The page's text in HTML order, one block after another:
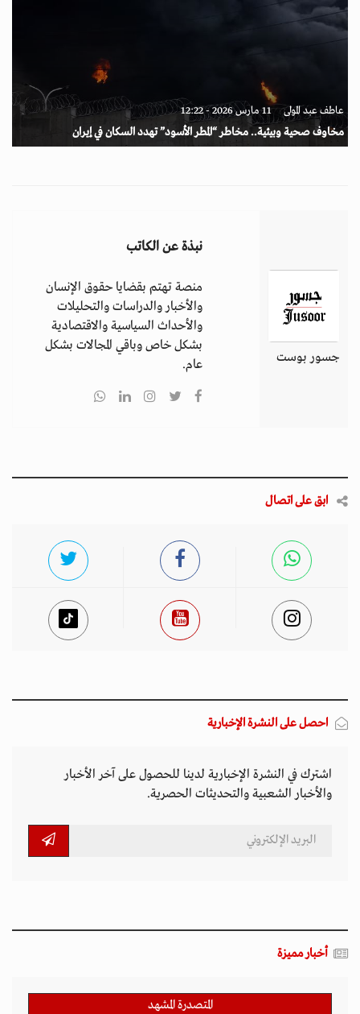
عاطف عبد المولى 11 مارس 2026 - 12:22
مخاوف صحية وبيئية.. مخاطر “المطر الأسود” تهدد السكان في إيران
جسور بوست
نبذة عن الكاتب
منصة تهتم بقضايا حقوق الإنسان
والأخبار والدراسات والتحليلات
والأحداث السياسية والاقتصادية
بشكل خاص وباقي المجالات بشكل
عام.
ابق على اتصال
احصل على النشرة الإخبارية
اشترك في النشرة الإخبارية لدينا للحصول على آخر الأخبار
والأخبار الشعبية والتحديثات الحصرية.
أخبار مميزة
المتصدرة المشهد